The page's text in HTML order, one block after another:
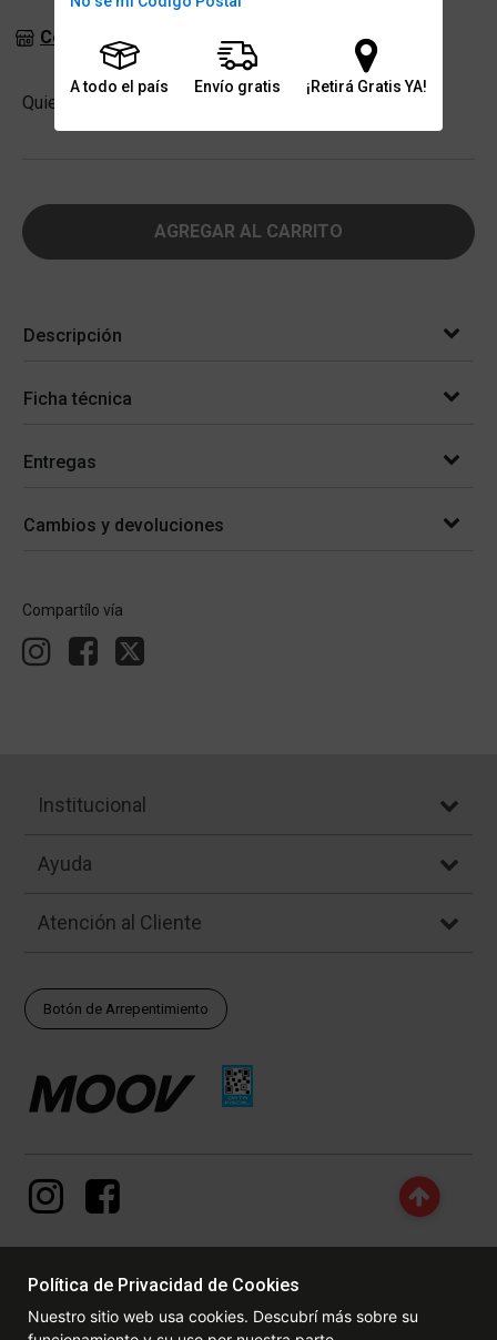
A todo el país Envío gratis ¡Retirá Gratis YA!
Consultar stock en sucursales
Quiero Cantidad
AGREGAR AL CARRITO
Descripción
Ficha técnica
Entregas
Cambios y devoluciones
Compartílo vía
Institucional
Ayuda
Atención al Cliente
Botón de Arrepentimiento
DERECHOS RESERVADOS. Las fotos contenidas en este site, el
Política de Privacidad de Cookies
Nuestro sitio web usa cookies. Descubrí más sobre su